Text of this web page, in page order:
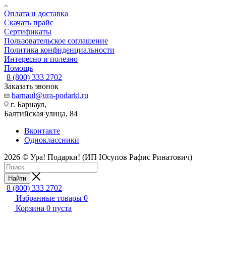
Оплата и доставка
Скачать прайс
Сертификаты
Пользовательское соглашение
Политика конфиденциальности
Интересно и полезно
Помощь
8 (800) 333 2702
Заказать звонок
barnaul@ura-podarki.ru
г. Барнаул,
Балтийская улица, 84
Вконтакте
Одноклассники
2026 © Ура! Подарки! (ИП Юсупов Рафис Ринатович)
Найти
8 (800) 333 2702
Избранные товары 0
Корзина 0 пуста